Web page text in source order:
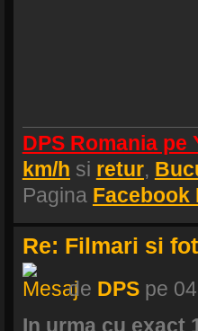
DPS Romania pe
km/h si retur,
Pagina Facebook
Re: Filmari si
de DPSpe 04
In urma cu exact